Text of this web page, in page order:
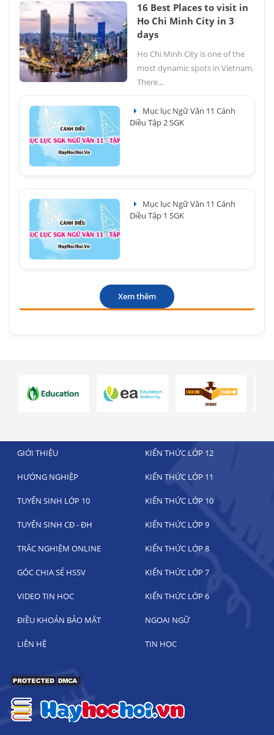
16 Best Places to visit in
Ho Chi Minh City in 3
days
Ho Chi Minh City is one of the
most dynamic spots in Vietnam.
There...
Mục lục Ngữ Văn 11 Cánh
Diều Tập 2 SGK
Mục lục Ngữ Văn 11 Cánh
Diều Tập 1 SGK
Xem thêm
GIỚI THIỆU KIẾN THỨC LỚP 12
HƯỚNG NGHIỆP KIẾN THỨC LỚP 11
TUYỂN SINH LỚP 10 KIẾN THỨC LỚP 10
TUYỂN SINH CĐ - ĐH KIẾN THỨC LỚP 9
TRẮC NGHIỆM ONLINE KIẾN THỨC LỚP 8
GÓC CHIA SẺ HSSV KIẾN THỨC LỚP 7
VIDEO TIN HỌC KIẾN THỨC LỚP 6
ĐIỀU KHOẢN BẢO MẬT NGOẠI NGỮ
LIÊN HỆ TIN HỌC